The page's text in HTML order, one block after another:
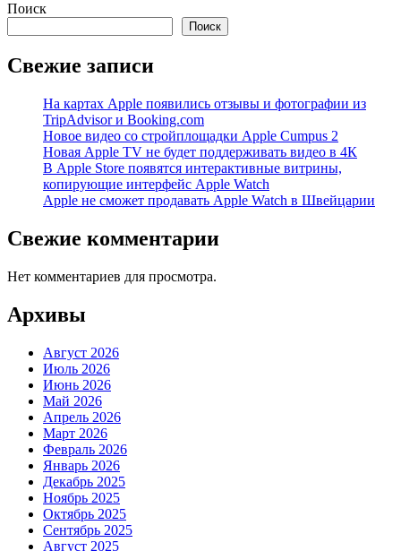
Поиск
Поиск
Свежие записи
На картах Apple появились отзывы и фотографии из
TripAdvisor и Booking.com
Новое видео со стройплощадки Apple Cumpus 2
Новая Apple TV не будет поддерживать видео в 4К
В Apple Store появятся интерактивные витрины,
копирующие интерфейс Apple Watch
Apple не сможет продавать Apple Watch в Швейцарии
Свежие комментарии
Нет комментариев для просмотра.
Архивы
Август 2026
Июль 2026
Июнь 2026
Май 2026
Апрель 2026
Март 2026
Февраль 2026
Январь 2026
Декабрь 2025
Ноябрь 2025
Октябрь 2025
Сентябрь 2025
Август 2025